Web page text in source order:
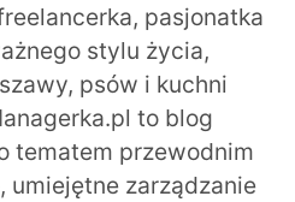
pasjonatka
stylu życia,
psów i kuchni
to blog
tematem przewodnim
umiejętne zarządzanie